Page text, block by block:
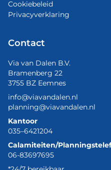
Cookiebeleid
Privacyverklaring
Contact
Via van Dalen B.V.
Bramenberg 22
3755 BZ Eemnes
info@viavandalen.nl
planning@viavandalen.nl
Kantoor
035–6421204
Calamiteiten/
06-83697695